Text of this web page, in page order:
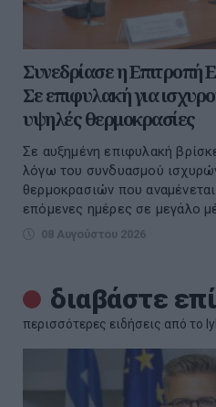
Συνεδρίασε η Επιτροπή
Σε επιφυλακή για
υψηλές θερμοκρασίες
Σε αυξημένη επιφυλακή
λόγω του συνδυασμού
θερμοκρασιών που
επόμενες ημέρες σε μεγάλο
08 Αυγούστου 2026
διαβάστε
περισσότερες ειδήσεις από το